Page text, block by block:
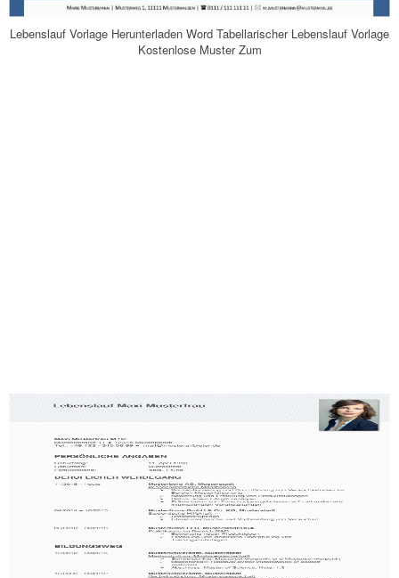
Lebenslauf Vorlage Herunterladen Word Tabellarischer Lebenslauf Vorlage
Kostenlose Muster Zum